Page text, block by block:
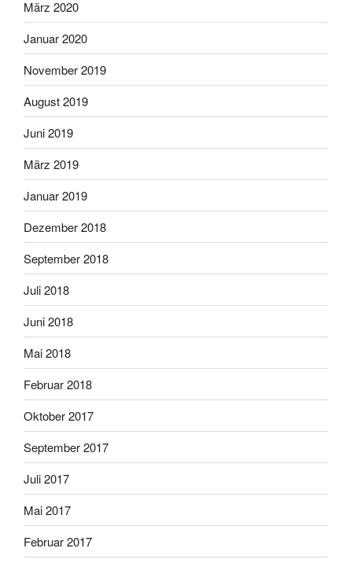
März 2020
Januar 2020
November 2019
August 2019
Juni 2019
März 2019
Januar 2019
Dezember 2018
September 2018
Juli 2018
Juni 2018
Mai 2018
Februar 2018
Oktober 2017
September 2017
Juli 2017
Mai 2017
Februar 2017